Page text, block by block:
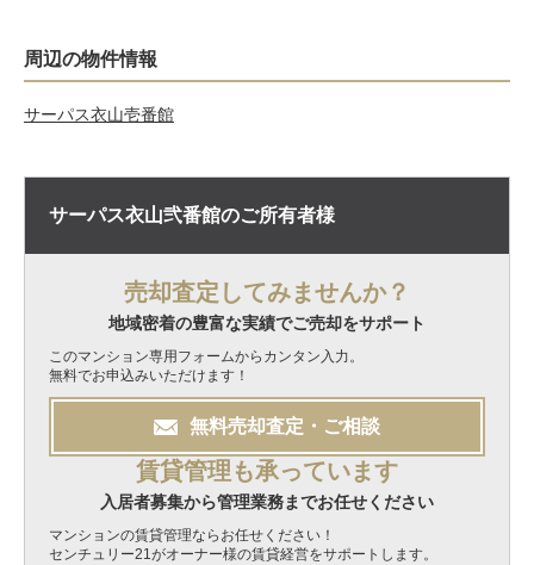
周辺の物件情報
サーパス衣山壱番館
サーパス衣山弐番館のご所有者様
売却査定してみませんか？
地域密着の豊富な実績でご売却をサポート
このマンション専用フォームからカンタン入力。
無料でお申込みいただけます！
無料売却査定・ご相談
賃貸管理も承っています
入居者募集から管理業務までお任せください
マンションの賃貸管理ならお任せください！
センチュリー21がオーナー様の賃貸経営をサポートします。